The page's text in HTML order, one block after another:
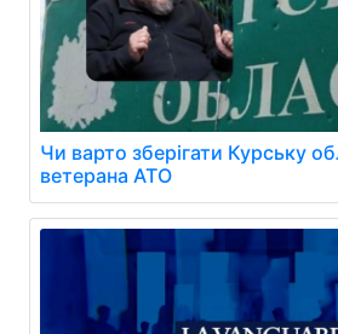
Чи варто зберігати Курську
ветерана АТО